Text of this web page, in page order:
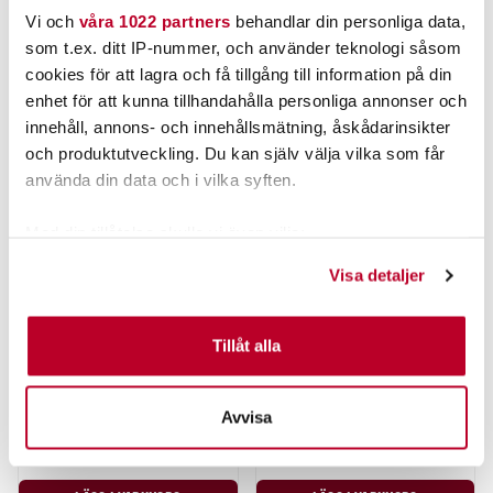
Vi och våra 1022 partners behandlar din personliga data,
som t.ex. ditt IP-nummer, och använder teknologi såsom
cookies för att lagra och få tillgång till information på din
enhet för att kunna tillhandahålla personliga annonser och
innehåll, annons- och innehållsmätning, åskådarinsikter
och produktutveckling. Du kan själv välja vilka som får
använda din data och i vilka syften.
Identifiera din enhet genom att aktivt skanna den för
specifika kännetecken (fingeravtryck)
Ta reda på mer om hur dina personliga uppgifter
Du kan ändra eller dra tillbaka ditt samtycke när som
helst från cookie-förklaringen.
Visa detaljer
Tillåt alla
Avvisa
6% 6%